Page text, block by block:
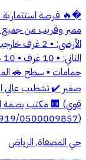
حمامات ▪️ سطح 🚗
صغير ✔️ تشطيب عالي
قوي) 🏢 مكتب بصمة
(0502737919/0500009857)
حي المصفاة, الرياض